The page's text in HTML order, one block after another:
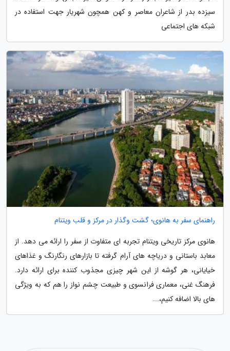
سیزده بدر از شاعران معاصر و کهن همچون شهریار جهت استفاده در
شبکه های اجتماعی
راهنمای سفر به هانوی؛ گشت وگذار در مرکز و قلب ویتنام
هانوی مرکز تاریخی ویتنام تجربه ای متفاوت از سفر را ارائه می دهد. از
معابد باستانی و دریاچه های آرام گرفته تا بازارهای رنگارنگ و غذاهای
خیایانی، هر گوشه از این شهر چیزی مجذوب کننده برای ارائه دارد.
فرهنگ غنی، معماری فرانسوی و طبیعت چشم نواز را هم که به ویژگی
های بالا اضافه کنیم،...